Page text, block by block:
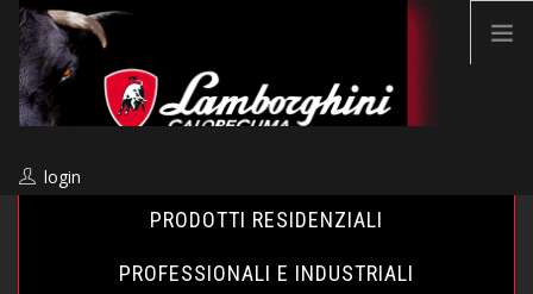
login
PRODOTTI RESIDENZIALI
PROFESSIONALI E INDUSTRIALI